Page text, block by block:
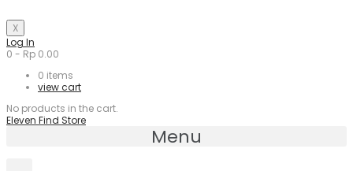
X
Log In
0 - Rp 0.00
0 items
view cart
No products in the cart.
Eleven Find Store
Menu